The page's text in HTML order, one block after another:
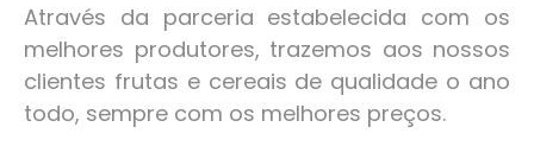
Através da parceria estabelecida com os
melhores produtores, trazemos aos nossos
clientes frutas e cereais de qualidade o ano
todo, sempre com os melhores preços.